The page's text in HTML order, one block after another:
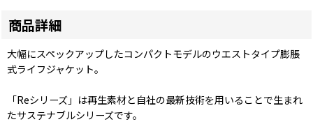
商品詳細
大幅にスペックアップしたコンパクトモデルのウエストタイプ膨脹
式ライフジャケット。
「Reシリーズ」は再生素材と自社の最新技術を用いることで生まれ
たサステナブルシリーズです。